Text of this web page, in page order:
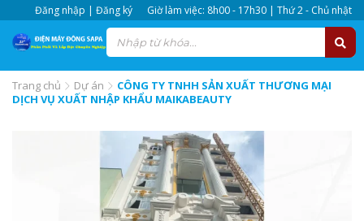
Đăng nhập | Đăng ký Giờ làm việc: 8h00 - 17h30 | Thứ 2 - Chủ nhật
Trang chủ Dự án
CÔNG TY TNHH SẢN XUẤT THƯƠNG MẠI
DỊCH VỤ XUẤT NHẬP KHẨU MAIKABEAUTY